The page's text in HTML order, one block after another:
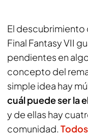
El descubrimiento
Final Fantasy VII
pendientes en
concepto del
simple idea hay
cuál puede ser la
y de ellas hay
comunidad.